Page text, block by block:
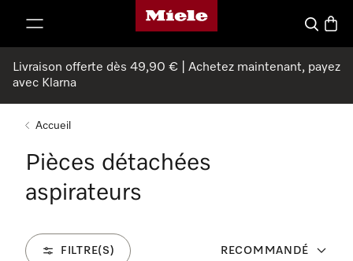
Page d'accueil Miele
Search
Livraison offerte dès 49,90 € | Achetez maintenant, payez
avec Klarna
Accueil
Pièces détachées
aspirateurs
FILTRE(S) RECOMMANDÉ